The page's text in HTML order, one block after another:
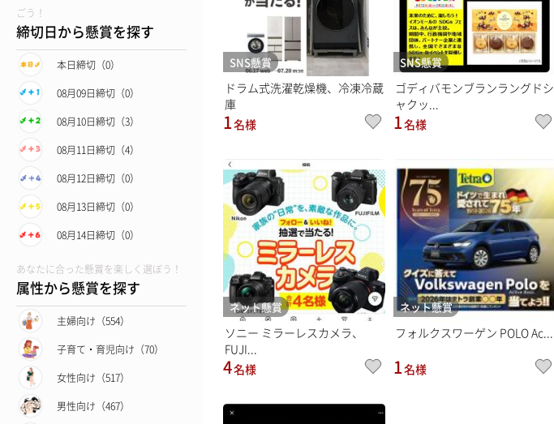
ごう！
締切日から懸賞を探す
本日締切（0）
08月09日締切（0）
08月10日締切（3）
08月11日締切（4）
08月12日締切（0）
08月13日締切（0）
08月14日締切（0）
あなたに合った懸賞を楽しく選ぼう！
属性から懸賞を探す
主婦向け（554）
子育て・育児向け（70）
女性向け（517）
男性向け（467）
SNS懸賞
ドラム式洗濯乾燥機、冷凍冷蔵
庫
1名様
SNS懸賞
ゴディバモンブランラングドシ
ャクッ...
1名様
ネット懸賞
ソニー ミラーレスカメラ、
FUJI...
4名様
ネット懸賞
フォルクスワーゲン POLO Ac...
1名様